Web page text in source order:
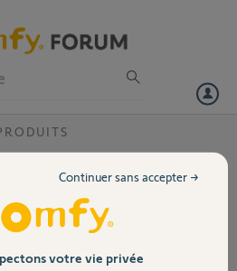
dooya?
compatible avec DOOYA DM45RD
votre vie privée
Continuer sans accepter →